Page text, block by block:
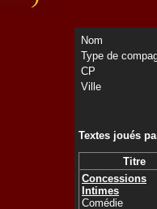
Nom
Type de
CP
Ville
Textes joués
Titre
Concessions
Intimes
Comédie